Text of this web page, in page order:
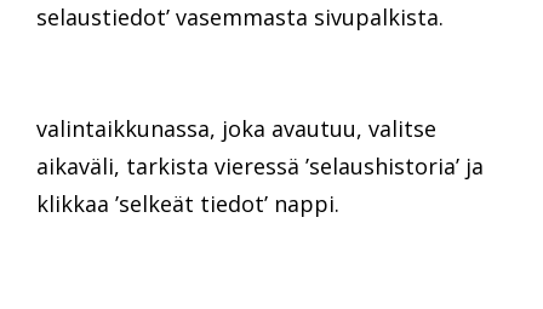
selaustiedot’ vasemmasta sivupalkista.
valintaikkunassa, joka avautuu, valitse
aikaväli, tarkista vieressä ’selaushistoria’ ja
klikkaa ’selkeät tiedot’ nappi.